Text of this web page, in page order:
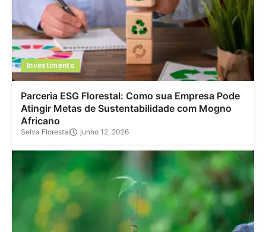
Investimento
Parceria ESG Florestal: Como sua Empresa Pode
Atingir Metas de Sustentabilidade com Mogno
Africano
Selva Florestal junho 12, 2026